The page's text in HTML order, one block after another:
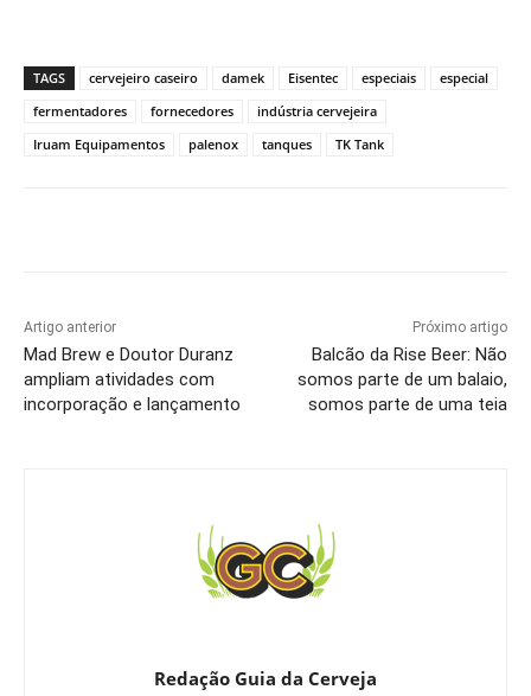
TAGS cervejeiro caseiro damek Eisentec especiais
especial
fermentadores
fornecedores
indústria cervejeira
Iruam Equipamentos
palenox tanques TK Tank
Artigo anterior
Mad Brew e Doutor Duranz
ampliam atividades com
incorporação e lançamento
Próximo artigo
Balcão da Rise Beer: Não
somos parte de um balaio,
somos parte de uma teia
Redação Guia da Cerveja